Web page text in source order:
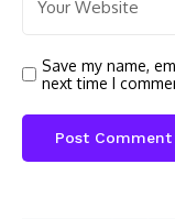
Save my name,
next time I